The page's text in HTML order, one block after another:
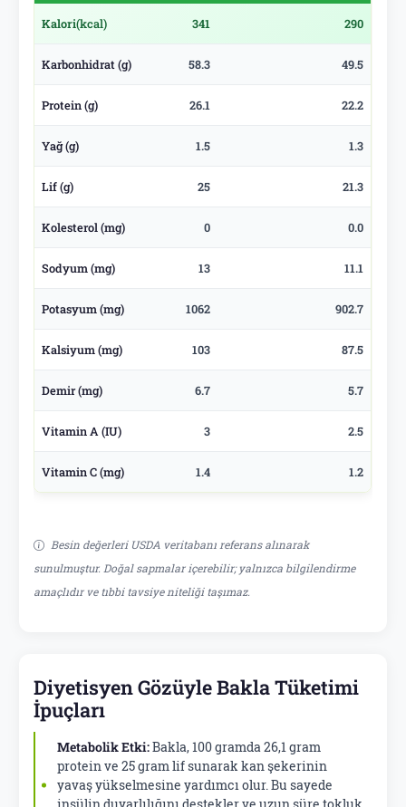
Kalori(kcal) 341 290
Karbonhidrat (g) 58.3 49.5
Protein (g) 26.1 22.2
Yağ (g) 1.5 1.3
Lif (g) 25 21.3
Kolesterol (mg) 0 0.0
Sodyum (mg) 13 11.1
Potasyum (mg) 1062 902.7
Kalsiyum (mg) 103 87.5
Demir (mg) 6.7 5.7
Vitamin A (IU) 3 2.5
Vitamin C (mg) 1.4 1.2
Besin değerleri USDA veritabanı referans alınarak
sunulmuştur. Doğal sapmalar içerebilir; yalnızca bilgilendirme
amaçlıdır ve tıbbi tavsiye niteliği taşımaz.
Diyetisyen Gözüyle Bakla Tüketimi
İpuçları
Metabolik Etki:Bakla, 100 gramda 26,1 gram
protein ve 25 gram lif sunarak kan şekerinin
yavaş yükselmesine yardımcı olur. Bu sayede